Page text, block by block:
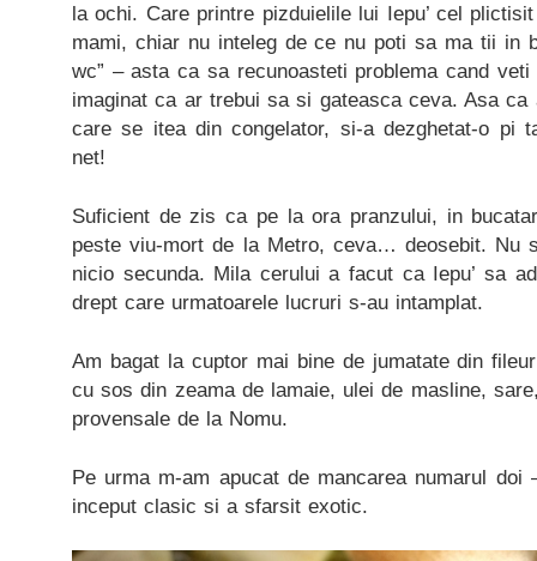
la ochi. Care printre pizduielile lui Iepu’ cel
mami, chiar nu inteleg de ce nu poti sa ma tii in
wc” – asta ca sa recunoasteti problema cand
imaginat ca ar trebui sa si gateasca ceva. Asa ca
care se itea din congelator, si-a dezghetat-o pi
net!
Suficient de zis ca pe la ora pranzului, in
peste viu-mort de la Metro, ceva… deosebit. Nu
nicio secunda. Mila cerului a facut ca Iepu’ sa
drept care urmatoarele lucruri s-au intamplat.
Am bagat la cuptor mai bine de jumatate din
cu sos din zeama de lamaie, ulei de masline,
provensale de la Nomu.
Pe urma m-am apucat de mancarea numarul
inceput clasic si a sfarsit exotic.